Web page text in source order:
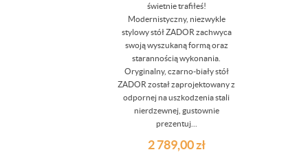
świetnie trafiłeś!
Modernistyczny, niezwykle
stylowy stół ZADOR zachwyca
swoją wyszukaną formą oraz
starannością wykonania.
Oryginalny, czarno-biały stół
ZADOR został zaprojektowany z
odpornej na uszkodzenia stali
nierdzewnej, gustownie
prezentuj...
2 789,00zł